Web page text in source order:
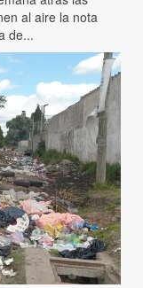
al aire la nota
de...